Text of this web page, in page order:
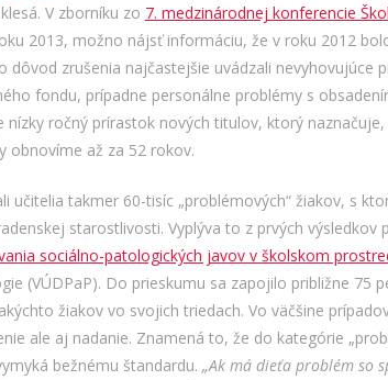
V zborníku zo 7. medzinárodnej konferencie
2013, možno nájsť informáciu, že v roku 2012
dôvod zrušenia najčastejšie uvádzali nevyhovujúce
fondu, prípadne personálne problémy s
ročný prírastok nových titulov, ktorý
obnovíme až za 52 rokov.
učitelia takmer 60-tisíc „problémových“ žiakov, s
starostlivosti. Vyplýva to z prvých výsledkov
sociálno-patologických javov v školskom
(VÚDPaP). Do prieskumu sa zapojilo približne 75
žiakov vo svojich triedach. Vo väčšine
ale aj nadanie. Znamená to, že do kategórie
bežnému štandardu. „Ak má dieťa problém so